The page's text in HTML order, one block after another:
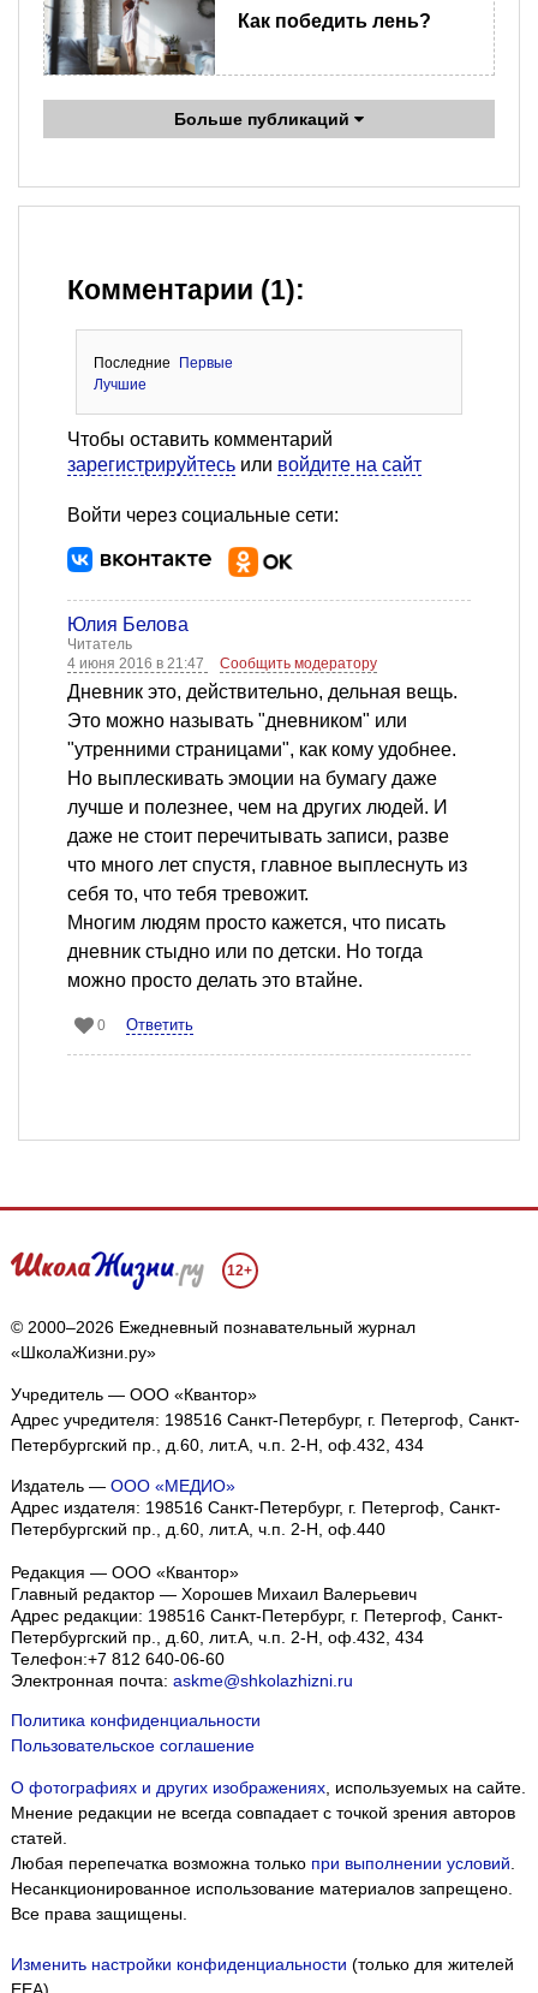
Как победить лень?
Больше публикаций
Комментарии (1):
Последние
Первые
Лучшие
Чтобы оставить комментарий
зарегистрируйтесь или войдите на сайт
Войти через социальные сети:
Юлия Белова
Читатель
4 июня 2016 в 21:47
Сообщить модератору
Дневник это, действительно, дельная вещь.
Это можно называть "дневником" или
"утренними страницами", как кому удобнее.
Но выплескивать эмоции на бумагу даже
лучше и полезнее, чем на других людей. И
даже не стоит перечитывать записи, разве
что много лет спустя, главное выплеснуть из
себя то, что тебя тревожит.
Многим людям просто кажется, что писать
дневник стыдно или по детски. Но тогда
можно просто делать это втайне.
0 Ответить
12+
© 2000–2026 Ежедневный познавательный журнал
«ШколаЖизни.ру»
Учредитель — ООО «Квантор»
Адрес учредителя: 198516 Санкт-Петербург, г. Петергоф, Санкт-
Петербургский пр., д.60, лит.А, ч.п. 2-Н, оф.432, 434
Издатель — ООО «МЕДИО»
Адрес издателя: 198516 Санкт-Петербург, г. Петергоф, Санкт-
Петербургский пр., д.60, лит.А, ч.п. 2-Н, оф.440
Редакция — ООО «Квантор»
Главный редактор — Хорошев Михаил Валерьевич
Адрес редакции: 198516 Санкт-Петербург, г. Петергоф, Санкт-
Петербургский пр., д.60, лит.А, ч.п. 2-Н, оф.432, 434
Телефон:+7 812 640-06-60
Электронная почта: askme@shkolazhizni.ru
Политика конфиденциальности
Пользовательское соглашение
О фотографиях и других изображениях, используемых на сайте.
Мнение редакции не всегда совпадает с точкой зрения авторов
статей.
Любая перепечатка возможна только при выполнении условий.
Несанкционированное использование материалов запрещено.
Все права защищены.
Изменить настройки конфиденциальности (только для жителей